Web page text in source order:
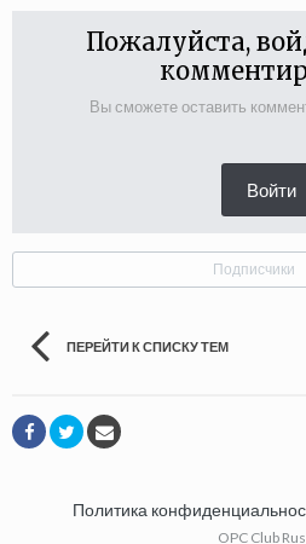
Пожалуйста,
Вы сможете оставить
Войти
Подписчики
ПЕРЕЙТИ К СПИСКУ ТЕМ
Политика
OPC Club